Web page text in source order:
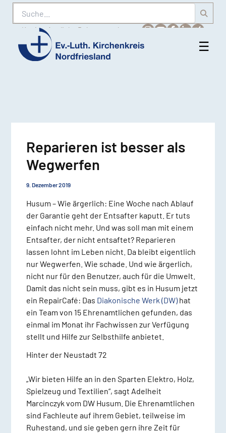
Suche
Karriere Amtliche Bekanntmachungen
Ev.-
☰
Reparieren ist besser als
Wegwerfen
9. Dezember 2019
Husum – Wie ärgerlich: Eine Woche nach Ablauf
der Garantie geht der Entsafter kaputt. Er tuts
einfach nicht mehr. Und was soll man mit einem
Entsafter, der nicht entsaftet? Reparieren
lassen lohnt im Leben nicht. Da bleibt eigentlich
nur Wegwerfen. Wie schade. Und wie ärgerlich,
nicht nur für den Benutzer, auch für die Umwelt.
Damit das nicht sein muss, gibt es in Husum jetzt
ein RepairCafé: Das Diakonische Werk (DW)hat
ein Team von 15 Ehrenamtlichen gefunden, das
einmal im Monat ihr Fachwissen zur Verfügung
stellt und Hilfe zur Selbsthilfe anbietet.
Hinter der Neustadt 72
„Wir bieten Hilfe an in den Sparten Elektro, Holz,
Spielzeug und Textilien“, sagt Adelheit
Marcinczyk vom DW Husum. Die Ehrenamtlichen
sind Fachleute auf ihrem Gebiet, teilweise im
Ruhestand, und sie geben gern ihre Zeit für